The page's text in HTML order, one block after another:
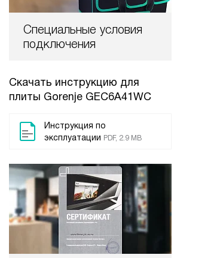
Специальные условия
подключения
Скачать инструкцию для
плиты Gorenje GEC6A41WC
Инструкция по
эксплуатации PDF, 2.9 MB